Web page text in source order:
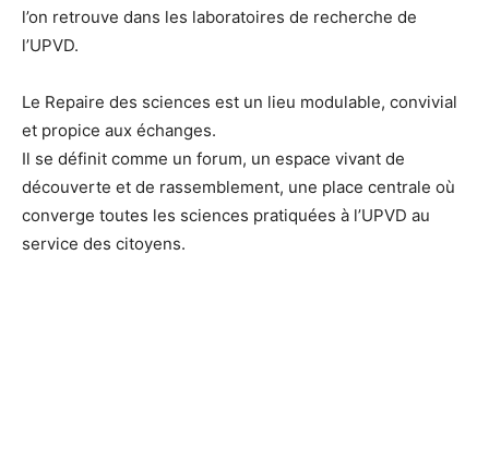
l’on retrouve dans les laboratoires de recherche de
l’UPVD.
Le Repaire des sciences est un lieu modulable, convivial
et propice aux échanges.
Il se définit comme un forum, un espace vivant de
découverte et de rassemblement, une place centrale où
converge toutes les sciences pratiquées à l’UPVD au
service des citoyens.